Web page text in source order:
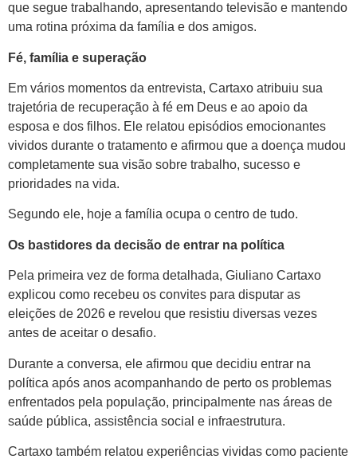
que segue trabalhando, apresentando televisão e mantendo
uma rotina próxima da família e dos amigos.
Fé, família e superação
Em vários momentos da entrevista, Cartaxo atribuiu sua
trajetória de recuperação à fé em Deus e ao apoio da
esposa e dos filhos. Ele relatou episódios emocionantes
vividos durante o tratamento e afirmou que a doença mudou
completamente sua visão sobre trabalho, sucesso e
prioridades na vida.
Segundo ele, hoje a família ocupa o centro de tudo.
Os bastidores da decisão de entrar na política
Pela primeira vez de forma detalhada, Giuliano Cartaxo
explicou como recebeu os convites para disputar as
eleições de 2026 e revelou que resistiu diversas vezes
antes de aceitar o desafio.
Durante a conversa, ele afirmou que decidiu entrar na
política após anos acompanhando de perto os problemas
enfrentados pela população, principalmente nas áreas de
saúde pública, assistência social e infraestrutura.
Cartaxo também relatou experiências vividas como paciente